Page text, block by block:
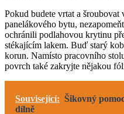
Pokud budete vrtat a šroubovat
panelákového bytu,
ochránili podlahovou krytinu
stékajícím lakem. Buď starý
korun. Namísto pracovního
povrch také zakryjte nějakou
Související: Šikovný
dílně